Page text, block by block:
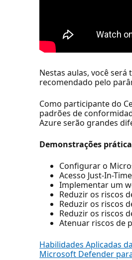
Nestas aulas, você
recomendado pelo
Como participante do
padrões de
Azure serão grandes
Demonstrações
Configurar o
Acesso Just-In-
Implementar um
Reduzir os riscos
Reduzir os riscos
Reduzir os riscos
Atenuar riscos de
Habilidades Aplicadas
Microsoft Defender